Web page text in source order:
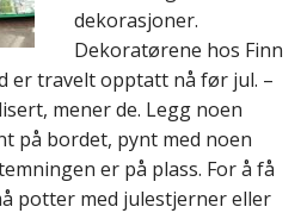
dekorasjoner.
Dekoratørene hos Finn
er travelt opptatt nå før jul. –
mener de. Legg noen
på bordet, pynt med noen
er på plass. For å få
potter med julestjerner eller